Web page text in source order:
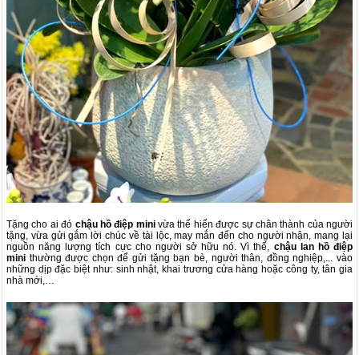
Tặng cho ai đó chậu hồ điệp minivừa thể hiển được sự chân thành của người
tặng, vừa gửi gắm lời chúc về tài lộc, may mắn đến cho người nhận, mang lại
nguồn năng lượng tích cực cho người sở hữu nó. Vì thế, chậu lan hồ điệp
mini thường được chọn để gửi tặng bạn bè, người thân, đồng nghiệp,... vào
những dịp đặc biệt như: sinh nhật, khai trương cửa hàng hoặc công ty, tân gia
nhà mới,…